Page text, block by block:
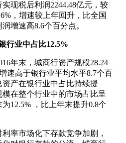
现税后利润2244.48亿元，较
，增速较上年回升，比全国
增速高8.6个百分点。
行业中占比12.5%
年末，城商行资产规模28.24
速高于银行业平均水平8.7个百
产在银行业中占比持续提
在整个行业中的市场占比呈
12.5% ，比上年末提升0.8个
率市场化下存款竞争加剧，